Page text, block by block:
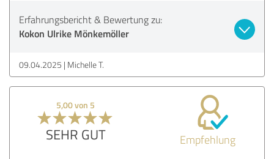
Erfahrungsbericht & Bewertung zu:
Kokon Ulrike Mönkemöller
09.04.2025 Michelle T.
5,00 von 5
SEHR GUT Empfehlung